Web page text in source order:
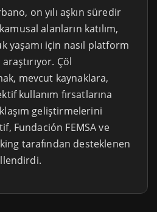
on yılı aşkın süredir
alanların katılım,
yaşamı için nasıl platform
Çöl
mevcut kaynaklara,
kullanım fırsatlarına
geliştirmelerini
Fundación FEMSA ve
tarafından desteklenen